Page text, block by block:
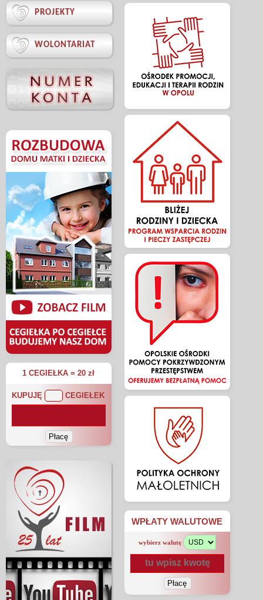
 PROJEKTY
 WOLONTARIAT
1 CEGIEŁKA = 20 zł
KUPUJĘ CEGIEŁEK
WPŁATY WALUTOWE
wybierz walutę